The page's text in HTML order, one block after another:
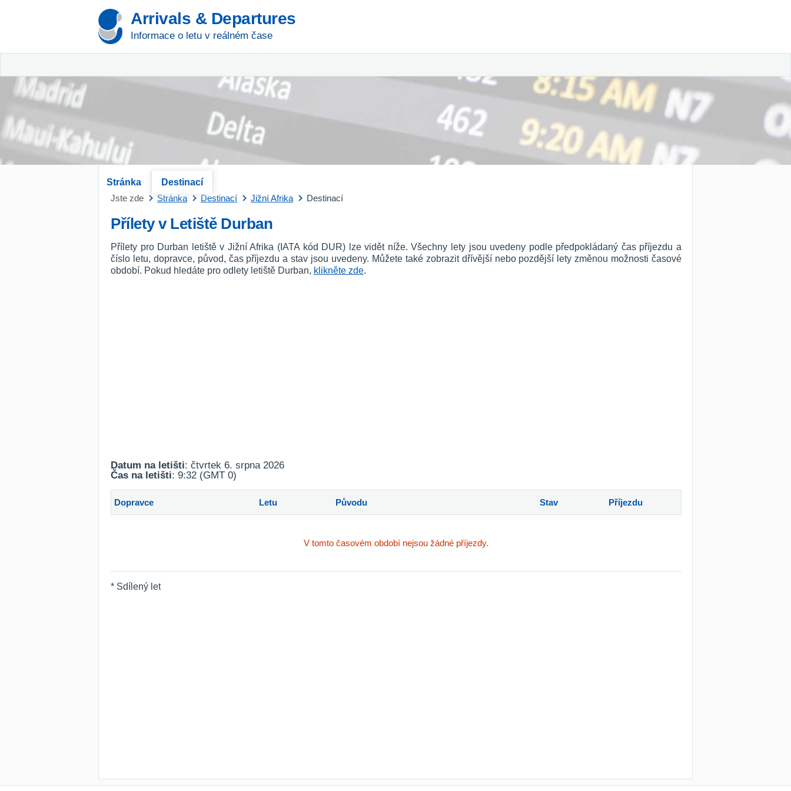
Arrivals & Departures
Informace o letu v reálném čase
Stránka
Destinací
Jste zde
Stránka Destinací Jižní Afrika Destinací
Přílety v Letiště Durban
Přílety pro Durban letiště v Jižní Afrika (IATA kód DUR) lze vidět níže. Všechny lety jsou uvedeny podle předpokládaný čas příjezdu a
číslo letu, dopravce, původ, čas příjezdu a stav jsou uvedeny. Můžete také zobrazit dřívější nebo pozdější lety změnou možnosti časové
období. Pokud hledáte pro odlety letiště Durban, klikněte zde.
Datum na letišti: čtvrtek 6. srpna 2026
Čas na letišti: 9:32 (GMT 0)
Dopravce Letu Původu Stav Příjezdu
V tomto časovém období nejsou žádné příjezdy.
* Sdílený let